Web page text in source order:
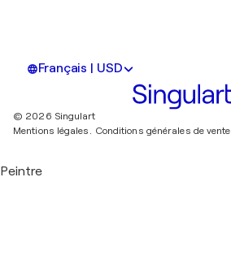
Français | USD
© 2026 Singulart
Mentions légales. Conditions générales de vente
Peintre